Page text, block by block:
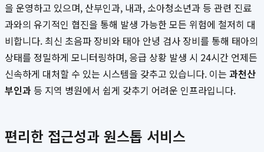
을 운영하고 있으며, 산부인과, 내과, 소아청소년과 등 관련 진료
과와의 유기적인 협진을 통해 발생 가능한 모든 위험에 철저히 대
비합니다. 최신 초음파 장비와 태아 안녕 검사 장비를 통해 태아의
상태를 정밀하게 모니터링하며, 응급 상황 발생 시 24시간 언제든
신속하게 대처할 수 있는 시스템을 갖추고 있습니다. 이는 과천산
부인과 등 지역 병원에서 쉽게 갖추기 어려운 인프라입니다.
편리한 접근성과 원스톱 서비스